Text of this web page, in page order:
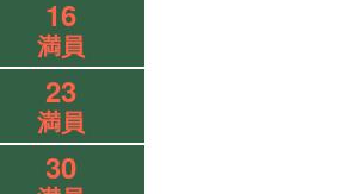
16
満員
23
満員
30